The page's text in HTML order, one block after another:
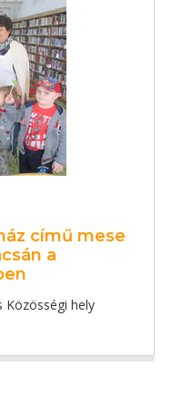
című mese
a
Közösségi hely